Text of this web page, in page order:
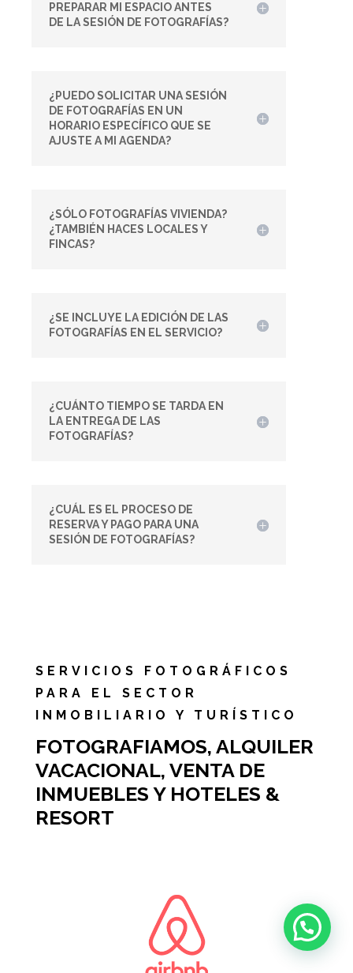
PREPARAR MI ESPACIO ANTES
DE LA SESIÓN DE FOTOGRAFÍAS?
¿PUEDO SOLICITAR UNA SESIÓN
DE FOTOGRAFÍAS EN UN
HORARIO ESPECÍFICO QUE SE
AJUSTE A MI AGENDA?
¿SÓLO FOTOGRAFÍAS VIVIENDA?
¿TAMBIÉN HACES LOCALES Y
FINCAS?
¿SE INCLUYE LA EDICIÓN DE LAS
FOTOGRAFÍAS EN EL SERVICIO?
¿CUÁNTO TIEMPO SE TARDA EN
LA ENTREGA DE LAS
FOTOGRAFÍAS?
¿CUÁL ES EL PROCESO DE
RESERVA Y PAGO PARA UNA
SESIÓN DE FOTOGRAFÍAS?
SERVICIOS FOTOGRÁFICOS
PARA EL SECTOR
INMOBILIARIO Y TURÍSTICO
FOTOGRAFIAMOS, ALQUILER
VACACIONAL, VENTA DE
INMUEBLES Y HOTELES &
RESORT